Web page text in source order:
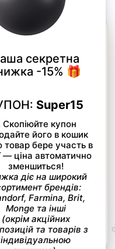
ЗНИЖКИ
ТОВАРИ
LITO
компанія-
на сайті компанії-
707-11-17